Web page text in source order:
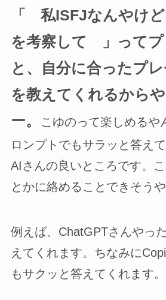
「 私ISFJなんやけ
を考察して 」ってプ
と、自分に合ったプ
を教えてくれるから
ー。
こゆのって楽しめるや
ロンプトでもサラッと答え
AIさんの良いところです。
とかに絡めることできそう
例えば、ChatGPTさんやっ
えてくれます。ちなみに
もサクッと答えてくれます。